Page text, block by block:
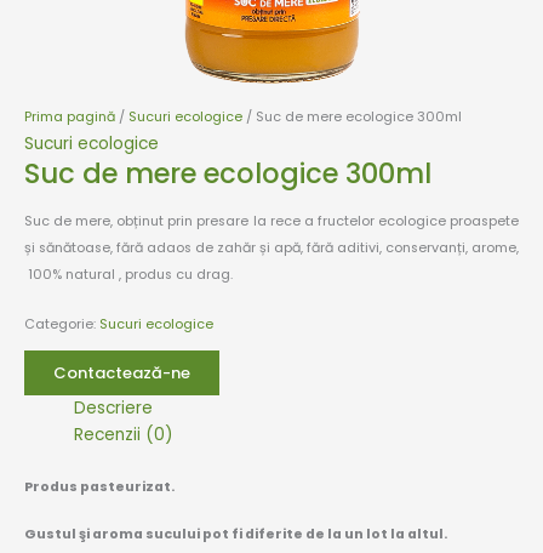
Prima pagină / Sucuri ecologice / Suc de mere ecologice 300ml
Sucuri ecologice
Suc de mere ecologice 300ml
Suc de mere, obținut prin presare la rece a fructelor ecologice proaspete
și sănătoase, fără adaos de zahăr și apă, fără aditivi, conservanți, arome,
100% natural , produs cu drag.
Categorie: Sucuri ecologice
Contactează-ne
Descriere
Recenzii (0)
Produs pasteurizat.
Gustul şi aroma sucului pot fi diferite de la un lot la altul.